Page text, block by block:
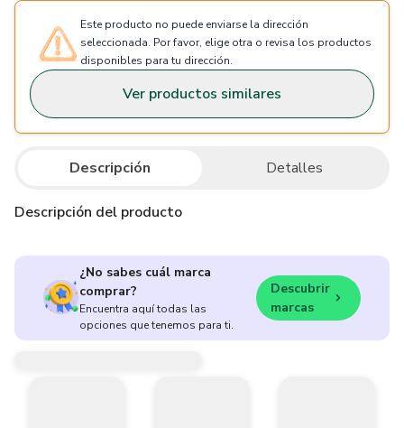
Este producto no puede enviarse la dirección
seleccionada. Por favor, elige otra o revisa los productos
disponibles para tu dirección.
Ver productos similares
Descripción Detalles
Descripción del producto
¿No sabes cuál marca
comprar?
Encuentra aquí todas las
opciones que tenemos para ti.
Descubrir
marcas